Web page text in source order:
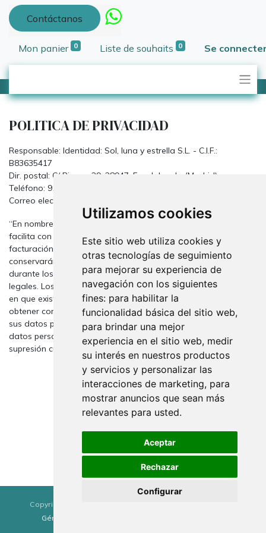
Utilizamos cookies
Este sitio web utiliza cookies y
otras tecnologías de seguimiento
para mejorar su experiencia de
navegación con los siguientes
fines: para habilitar la
funcionalidad básica del sitio web,
para brindar una mejor
experiencia en el sitio web, medir
su interés en nuestros productos
y servicios y personalizar las
interacciones de marketing, para
mostrar anuncios que sean más
relevantes para usted.
Aceptar
Rechazar
Configurar
Contáctanos
Mon panier 0 Liste de souhaits 0 Se
POLITICA DE PRIVACIDAD
Responsable: Identidad: Sol, luna y estrella S.L. - C.I.F.:
B83635417
Dir. postal: C/ Bierzo, 29, 28947, Fuenlabrada (Madrid)
Teléfono: 916422941
Correo electrónico :
“En nombre de la empresa tratamos la información que nos
facilita con el fin de prestarles el servicio solicitado y realizar la
facturación del mismo. Los datos proporcionados se
conservarán mientras se mantenga la relación comercial o
durante los años necesarios para cumplir con las obligaciones
legales. Los datos no se cederán a terceros salvo en los casos
en que exista una obligación legal. Usted tiene derecho a
obtener confirmación sobre si en Tridecor estamos tratando
sus datos personales, por tanto tiene derecho a acceder a sus
datos personales, rectificar los datos inexactos o solicitar su
supresión cuando los datos ya no sean necesarios.
Copyright © Sol luna y estrella,SL
Généré par